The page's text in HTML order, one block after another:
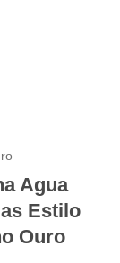
Agua
Estilo
Ouro